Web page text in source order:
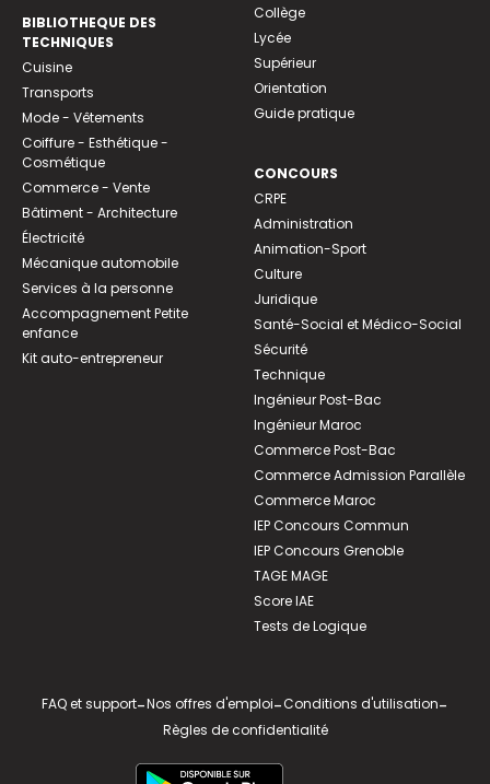
BIBLIOTHEQUE DES
TECHNIQUES
Cuisine
Transports
Mode - Vêtements
Coiffure - Esthétique -
Cosmétique
Commerce - Vente
Bâtiment - Architecture
Électricité
Mécanique automobile
Services à la personne
Accompagnement Petite
enfance
Kit auto-entrepreneur
Collège
Lycée
Supérieur
Orientation
Guide pratique
CONCOURS
CRPE
Administration
Animation-Sport
Culture
Juridique
Santé-Social et Médico-Social
Sécurité
Technique
Ingénieur Post-Bac
Ingénieur Maroc
Commerce Post-Bac
Commerce Admission Parallèle
Commerce Maroc
IEP Concours Commun
IEP Concours Grenoble
TAGE MAGE
Score IAE
Tests de Logique
FAQ et support-Nos offres d'emploi-Conditions d'utilisation-
Règles de confidentialité